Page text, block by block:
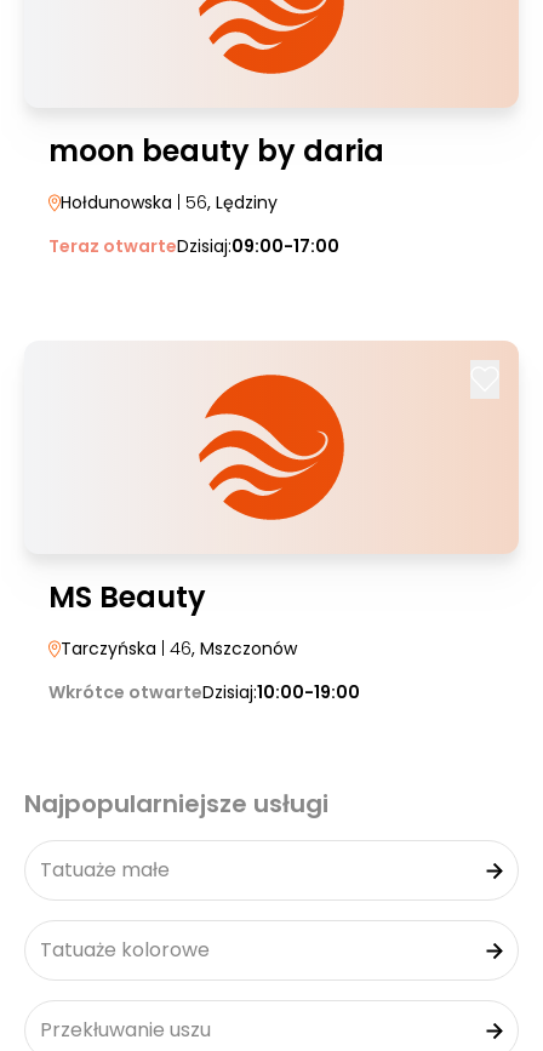
moon beauty by daria
Hołdunowska | 56, Lędziny
Teraz otwarteDzisiaj:09:00-17:00
MS Beauty
Tarczyńska | 46, Mszczonów
Wkrótce otwarteDzisiaj:10:00-19:00
Najpopularniejsze usługi
Tatuaże małe
Tatuaże kolorowe
Przekłuwanie uszu